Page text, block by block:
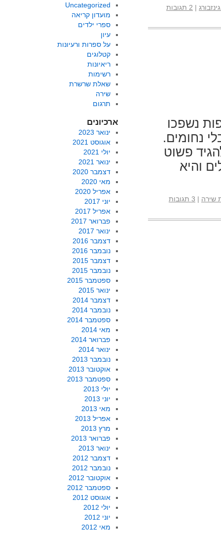
| 2 תגובות
נשפכו
נחומים.
פשוט
והיא
שירה | 3 תגובות
Uncategorized
מועדון קריאה
ספרי ילדים
עיון
על ספרות ורעיונות
קטלוגים
ריאיונות
רשימות
שאלת שרשרת
שירה
תרגום
ארכיונים
ינואר 2023
אוגוסט 2021
יולי 2021
ינואר 2021
דצמבר 2020
מאי 2020
אפריל 2020
יוני 2017
אפריל 2017
פברואר 2017
ינואר 2017
דצמבר 2016
נובמבר 2016
דצמבר 2015
נובמבר 2015
ספטמבר 2015
ינואר 2015
דצמבר 2014
נובמבר 2014
ספטמבר 2014
מאי 2014
פברואר 2014
ינואר 2014
נובמבר 2013
אוקטובר 2013
ספטמבר 2013
יולי 2013
יוני 2013
מאי 2013
אפריל 2013
מרץ 2013
פברואר 2013
ינואר 2013
דצמבר 2012
נובמבר 2012
אוקטובר 2012
ספטמבר 2012
אוגוסט 2012
יולי 2012
יוני 2012
מאי 2012